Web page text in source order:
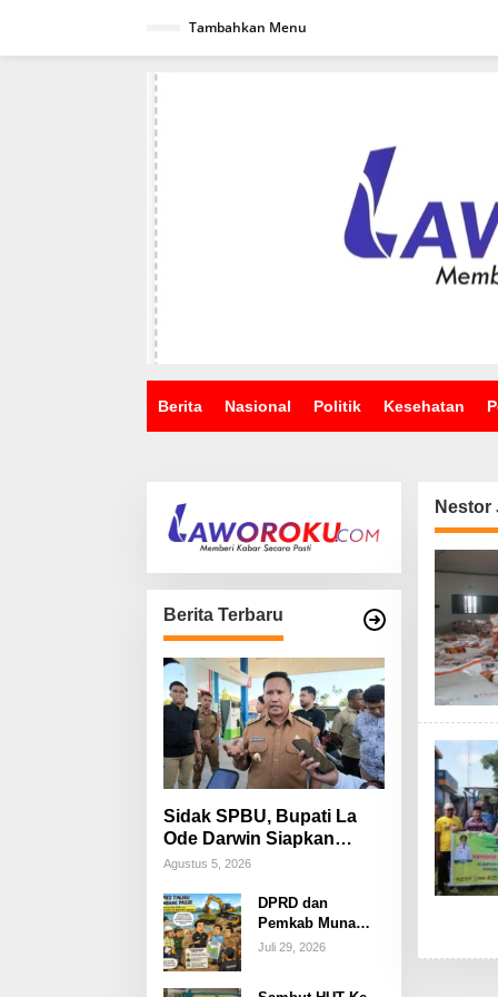
Tambahkan Menu
Berita Nasional Politik Kesehatan
Berita Terbaru
Sidak SPBU, Bupati La
Ode Darwin Siapkan
Langkah Atasi Antrean
Agustus 5, 2026
DPRD dan
Pemkab Muna
Barat Tinjau
Juli 29, 2026
Nestor